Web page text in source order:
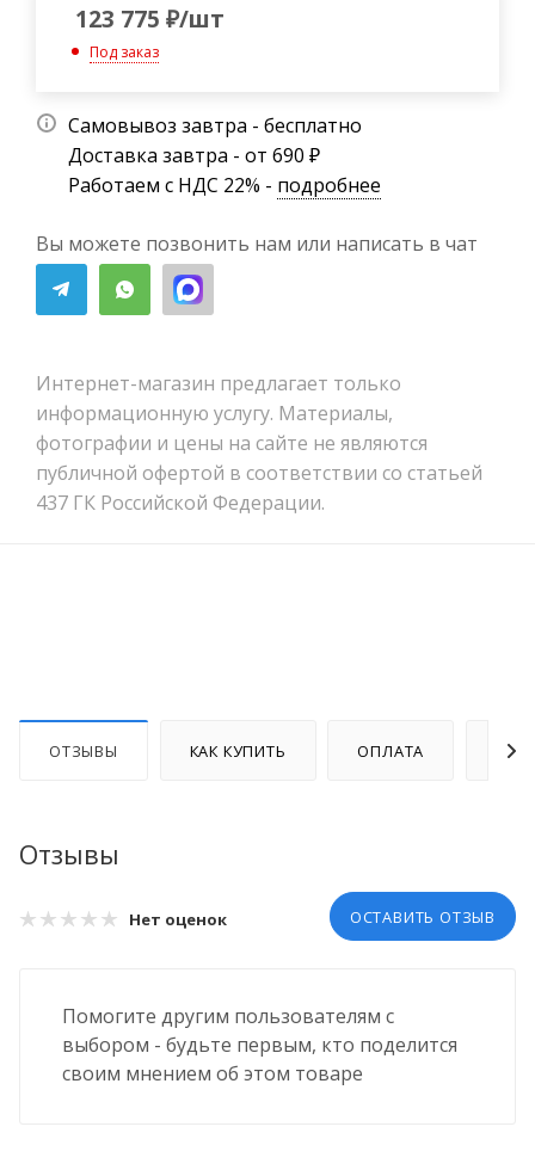
123 775 ₽/шт
Под заказ
Самовывоз завтра - бесплатно
Доставка завтра - от 690 ₽
Работаем с НДС 22% - подробнее
Вы можете позвонить нам или написать в чат
Интернет-магазин предлагает только
информационную услугу. Материалы,
фотографии и цены на сайте не являются
публичной офертой в соответствии со статьей
437 ГК Российской Федерации.
ОТЗЫВЫ КАК КУПИТЬ ОПЛАТА
Отзывы
Нет оценок ОСТАВИТЬ ОТЗЫВ
Помогите другим пользователям с
выбором - будьте первым, кто поделится
своим мнением об этом товаре